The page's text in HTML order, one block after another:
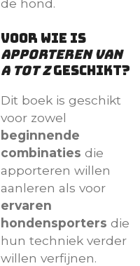
de hond.
Voor wie is
Apporteren van
A tot Zgeschikt?
Dit boek is geschikt
voor zowel
beginnende
combinaties die
apporteren willen
aanleren als voor
ervaren
hondensporters die
hun techniek verder
willen verfijnen.